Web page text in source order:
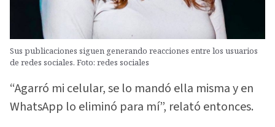
Sus publicaciones siguen generando reacciones entre los usuarios
de redes sociales. Foto: redes sociales
“Agarró mi celular, se lo mandó ella misma y en
WhatsApp lo eliminó para mí”, relató entonces.